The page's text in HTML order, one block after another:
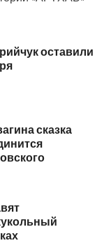
оставили
сказка